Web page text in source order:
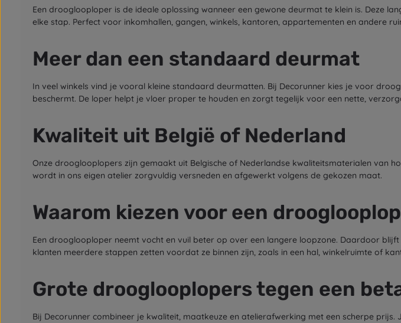
Een drooglooploper is de ideale oplossing wanneer een gewone deurmat te klein is. Deze
elke stap. Perfect voor inkomhallen, gangen, winkels, kantoren, appartementen en andere
Meer dan een standaard deurmat
In veel winkels vind je vooral kleine standaard deurmatten. Bij Decorunner kies je voor
beschermt. De loper helpt je vloer proper te houden en zorgt tegelijk voor een nette,
Kwaliteit uit België of Nederland
Onze drooglooplopers zijn gemaakt uit Belgische of Nederlandse kwaliteitsmaterialen van
wordt in ons eigen atelier zorgvuldig versneden en afgewerkt volgens de gekozen maat.
Waarom kiezen voor een
Een drooglooploper neemt vocht en vuil beter op over een langere loopzone. Daardoor
klanten meerdere stappen zetten voordat ze binnen zijn, zoals in een hal, winkelruimte of
Grote drooglooplopers tegen een
Bij Decorunner combineer je kwaliteit, maatkeuze en atelierafwerking met een scherpe